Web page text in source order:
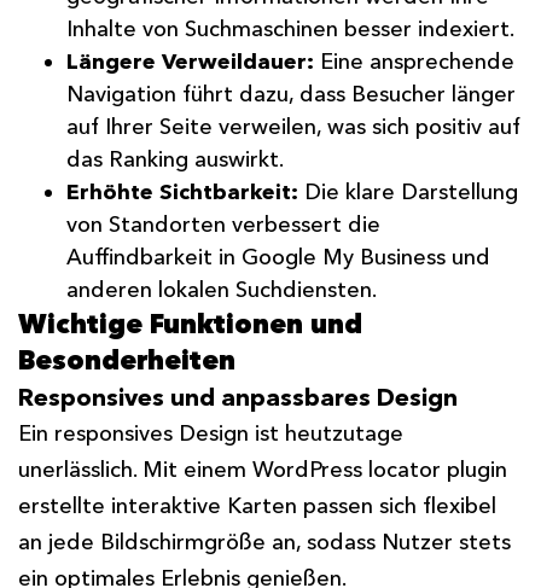
Inhalte von Suchmaschinen besser indexiert.
Längere Verweildauer: Eine ansprechende
Navigation führt dazu, dass Besucher länger
auf Ihrer Seite verweilen, was sich positiv auf
das Ranking auswirkt.
Erhöhte Sichtbarkeit: Die klare Darstellung
von Standorten verbessert die
Auffindbarkeit in Google My Business und
anderen lokalen Suchdiensten.
Wichtige Funktionen und
Besonderheiten
Responsives und anpassbares Design
Ein responsives Design ist heutzutage
unerlässlich. Mit einem WordPress locator plugin
erstellte interaktive Karten passen sich flexibel
an jede Bildschirmgröße an, sodass Nutzer stets
ein optimales Erlebnis genießen.